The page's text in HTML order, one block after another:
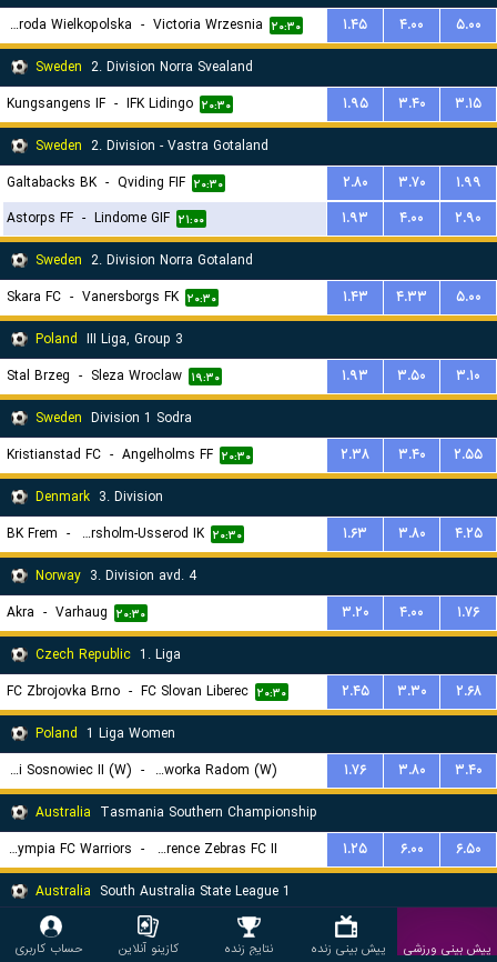
Polonia Sroda Wielkopolska
- Victoria Wrzesnia ۲۰:۳۰ ۱.۴۵ ۴.۰۰
۵.۰۰
Sweden 2. Division Norra Svealand
Kungsangens IF - IFK Lidingo ۲۰:۳۰ ۱.۹۵ ۳.۴۰
۳.۱۵
Sweden 2. Division - Vastra Gotaland
Galtabacks BK - Qviding FIF ۲۰:۳۰ ۲.۸۰ ۳.۷۰
۱.۹۹
Astorps FF - Lindome GIF ۲۱:۰۰ ۱.۹۳ ۴.۰۰
۲.۹۰
Sweden 2. Division Norra Gotaland
Skara FC - Vanersborgs FK ۲۰:۳۰ ۱.۴۳ ۴.۳۳
۵.۰۰
Poland III Liga, Group 3
Stal Brzeg - Sleza Wroclaw ۱۹:۳۰ ۱.۹۳ ۳.۵۰
۳.۱۰
Sweden Division 1 Sodra
Kristianstad FC - Angelholms FF ۲۰:۳۰ ۲.۳۸ ۳.۴۰
۲.۵۵
Denmark 3. Division
BK Frem - Horsholm-Usserod IK ۲۰:۳۰ ۱.۶۳ ۳.۸۰
۴.۲۵
Norway 3. Division avd. 4
Akra - Varhaug ۲۰:۳۰ ۳.۲۰ ۴.۰۰
۱.۷۶
Czech Republic 1. Liga
FC Zbrojovka Brno - FC Slovan Liberec ۲۰:۳۰ ۲.۴۵ ۳.۳۰
۲.۶۸
Poland 1 Liga Women
Czarni Sosnowiec II (W)
- Sportowa Czworka Radom (W)
۱۹:۳۰
۱.۷۶ ۳.۸۰
۳.۴۰
Australia Tasmania Southern Championship
Olympia FC Warriors
- Clarence Zebras FC II
۱۳:۴۵
۱.۲۵ ۶.۰۰
۶.۵۰
Australia South Australia State League 1
-The Cove FC ۱۳:۳۰ ۱.۶۷
پیش بینی ورزشی پیش بینی زنده نتایج زنده کازینو آنلاین حساب کاربری